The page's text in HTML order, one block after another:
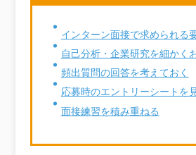
インターン面接で求められる
自己分析・企業研究を細かく
頻出質問の回答を考えておく
応募時のエントリーシートを
面接練習を積み重ねる